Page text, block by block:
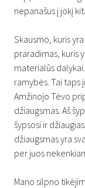
nepanašus į jokį
Skausmo, kuris
praradimas, kuris
materialūs
ramybės. Tai
Amžinojo Tėvo
džiaugsmas. Aš
šypsosi ir
džiaugsmas yra
per juos
Mano silpno